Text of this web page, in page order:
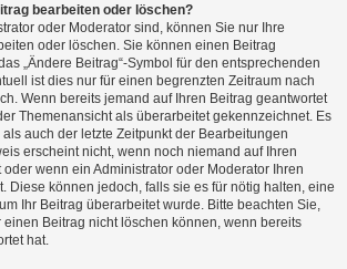
bearbeiten oder löschen?
oder Moderator sind, können Sie nur Ihre
oder löschen. Sie können einen Beitrag
„Ändere Beitrag“-Symbol für den entsprechenden
ist dies nur für einen begrenzten Zeitraum nach
Wenn bereits jemand auf Ihren Beitrag geantwortet
Themenansicht als überarbeitet gekennzeichnet. Es
auch der letzte Zeitpunkt der Bearbeitungen
erscheint nicht, wenn noch niemand auf Ihren
oder wenn ein Administrator oder Moderator Ihren
Diese können jedoch, falls sie es für nötig halten, eine
Ihr Beitrag überarbeitet wurde. Bitte beachten Sie,
Beitrag nicht löschen können, wenn bereits
hat.